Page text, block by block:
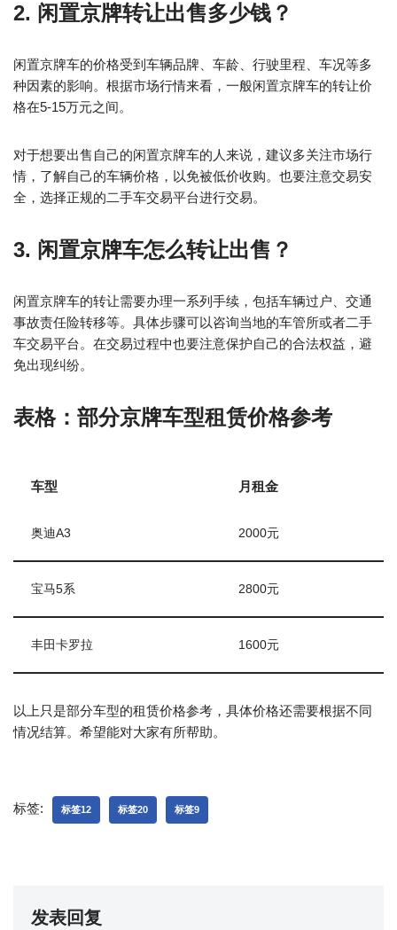
2. 闲置京牌转让出售多少钱？
闲置京牌车的价格受到车辆品牌、车龄、行驶里程、车况等多
种因素的影响。根据市场行情来看，一般闲置京牌车的转让价
格在5-15万元之间。
对于想要出售自己的闲置京牌车的人来说，建议多关注市场行
情，了解自己的车辆价格，以免被低价收购。也要注意交易安
全，选择正规的二手车交易平台进行交易。
3. 闲置京牌车怎么转让出售？
闲置京牌车的转让需要办理一系列手续，包括车辆过户、交通
事故责任险转移等。具体步骤可以咨询当地的车管所或者二手
车交易平台。在交易过程中也要注意保护自己的合法权益，避
免出现纠纷。
表格：部分京牌车型租赁价格参考
车型 月租金
奥迪A3 2000元
宝马5系 2800元
丰田卡罗拉 1600元
以上只是部分车型的租赁价格参考，具体价格还需要根据不同
情况结算。希望能对大家有所帮助。
标签: 标签12 标签20 标签9
发表回复